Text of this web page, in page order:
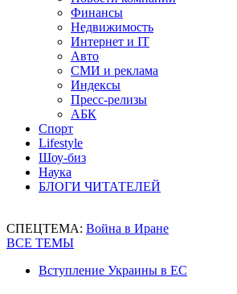
Финансы
Недвижимость
Интернет и IT
Авто
СМИ и реклама
Индексы
Пресс-релизы
АБК
Спорт
Lifestyle
Шоу-биз
Наука
БЛОГИ ЧИТАТЕЛЕЙ
СПЕЦТЕМА: Война в Иране
ВСЕ ТЕМЫ
Вступление Украины в ЕС